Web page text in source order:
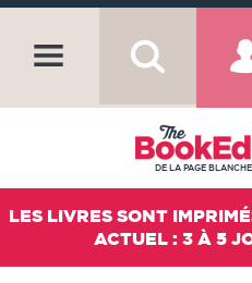
DE LA PAGE
LES LIVRES SONT
ACTUEL : 3 À 5